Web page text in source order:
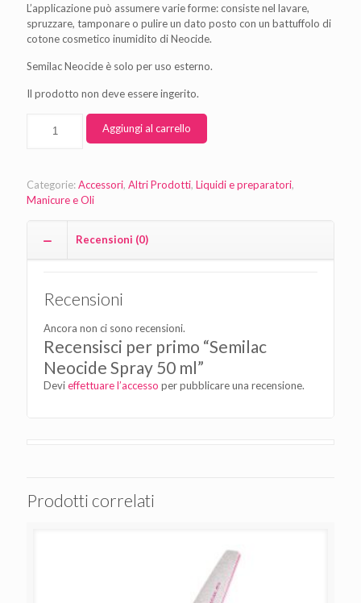
L’applicazione può assumere varie forme: consiste nel lavare,
spruzzare, tamponare o pulire un dato posto con un battuffolo di
cotone cosmetico inumidito di Neocide.
Semilac Neocide è solo per uso esterno.
Il prodotto non deve essere ingerito.
Aggiungi al carrello
Categorie:Accessori, Altri Prodotti, Liquidi e preparatori,
Manicure e Oli
Recensioni (0)
Recensioni
Ancora non ci sono recensioni.
Recensisci per primo “Semilac
Neocide Spray 50 ml”
Devieffettuare l’accesso per pubblicare una recensione.
Prodotti correlati